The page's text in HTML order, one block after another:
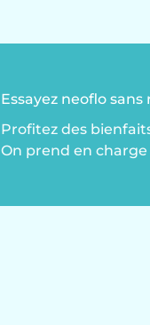
Essayez neoflo
Profitez des
On prend en